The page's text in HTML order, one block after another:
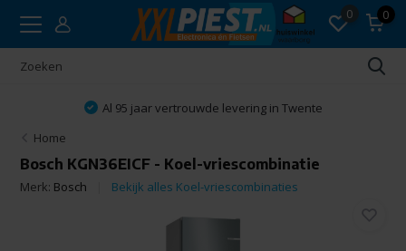
0 0
Al 95 jaar vertrouwde levering in Twente
Home
Bosch KGN36EICF - Koel-vriescombinatie
Merk: Bosch Bekijk alles Koel-vriescombinaties